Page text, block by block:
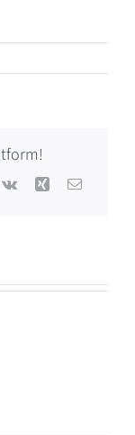
Vk Xing Email